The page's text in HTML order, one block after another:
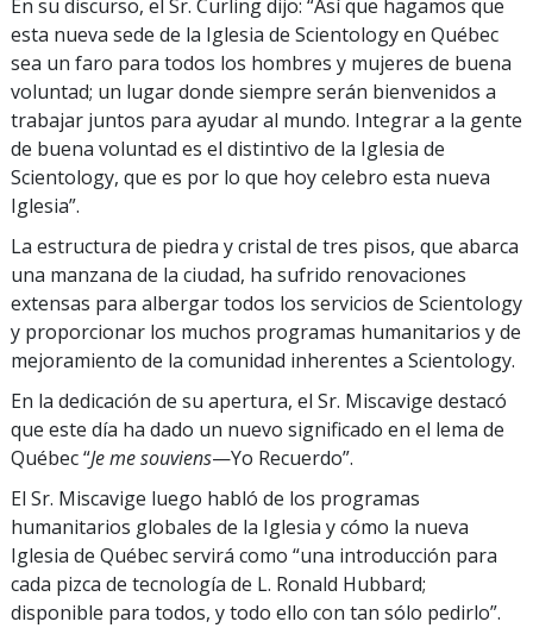
En su discurso, el Sr. Curling dijo: “Así que hagamos que
esta nueva sede de la Iglesia de Scientology en Québec
sea un faro para todos los hombres y mujeres de buena
voluntad; un lugar donde siempre serán bienvenidos a
trabajar juntos para ayudar al mundo. Integrar a la gente
de buena voluntad es el distintivo de la Iglesia de
Scientology, que es por lo que hoy celebro esta nueva
Iglesia”.
La estructura de piedra y cristal de tres pisos, que abarca
una manzana de la ciudad, ha sufrido renovaciones
extensas para albergar todos los servicios de Scientology
y proporcionar los muchos programas humanitarios y de
mejoramiento de la comunidad inherentes a Scientology.
En la dedicación de su apertura, el Sr. Miscavige destacó
que este día ha dado un nuevo significado en el lema de
Québec “Je me souviens—Yo Recuerdo”.
El Sr. Miscavige luego habló de los programas
humanitarios globales de la Iglesia y cómo la nueva
Iglesia de Québec servirá como “una introducción para
cada pizca de tecnología de L. Ronald Hubbard;
disponible para todos, y todo ello con tan sólo pedirlo”.